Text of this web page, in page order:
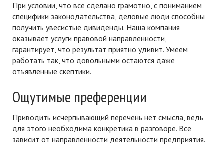
При условии, что все сделано грамотно, с пониманием
специфики законодательства, деловые люди способны
получить увесистые дивиденды. Наша компания
оказывает услуги правовой направленности,
гарантирует, что результат приятно удивит. Умеем
работать так, что довольными остаются даже
отъявленные скептики.
Ощутимые преференции
Приводить исчерпывающий перечень нет смысла, ведь
для этого необходима конкретика в разговоре. Все
зависит от направленности деятельности предприятия.